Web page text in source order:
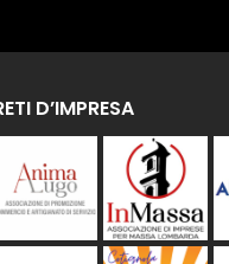
D’IMPRESA